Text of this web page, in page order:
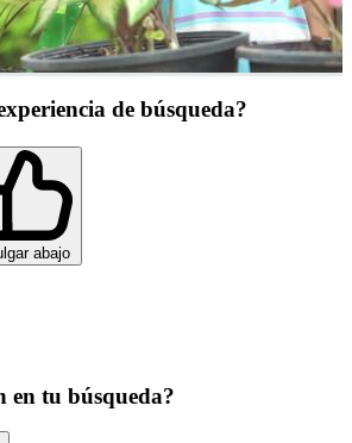
de búsqueda?
abajo
en tu búsqueda?